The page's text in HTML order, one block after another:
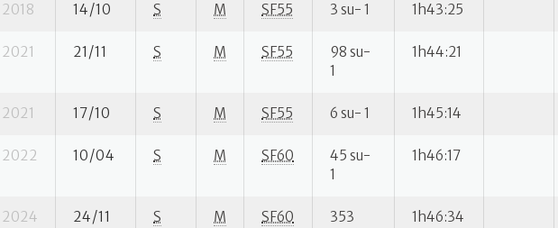
2018 14/10 S M SF55 3 su- 1 1h43:25
2021 21/11 S M SF55
98 su-
1
1h44:21
2021 17/10 S M SF55 6 su- 1 1h45:14
2022 10/04 S M SF60
45 su-
1
1h46:17
2024 24/11 S M SF60
353
1h46:34